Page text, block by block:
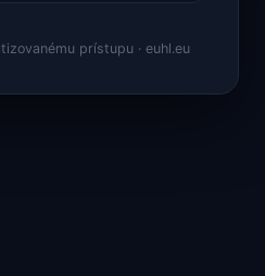
prístupu · euhl.eu